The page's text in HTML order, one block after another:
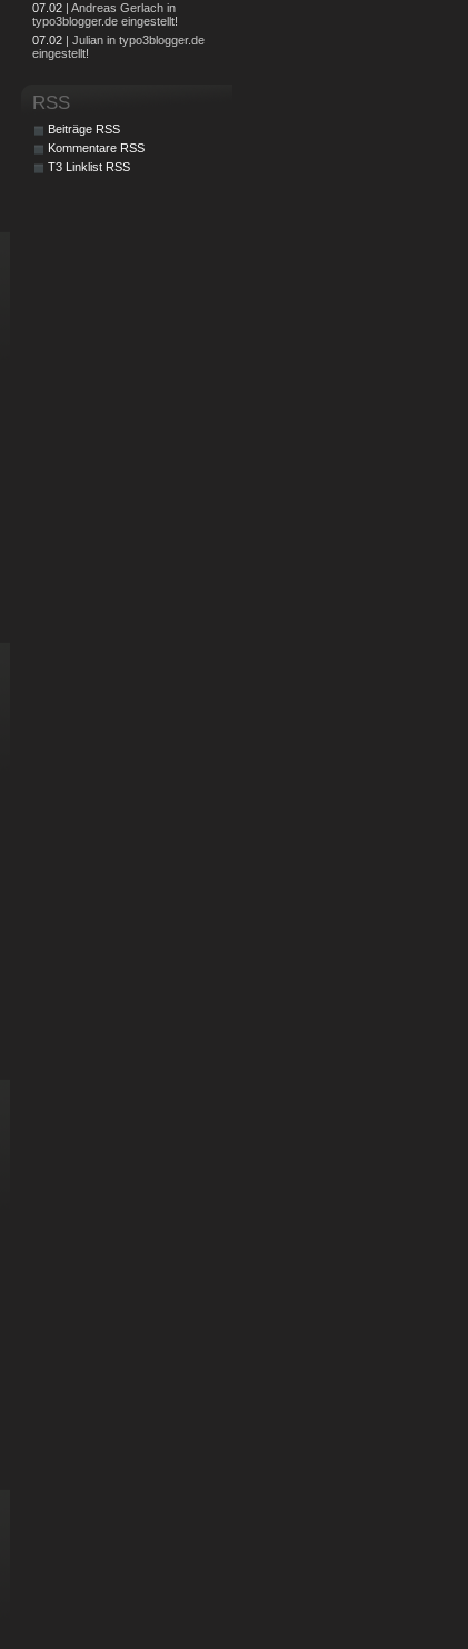
07.02 | Andreas Gerlach in
typo3blogger.de eingestellt!
07.02 | Julian in typo3blogger.de
eingestellt!
RSS
Beiträge RSS
Kommentare RSS
T3 Linklist RSS